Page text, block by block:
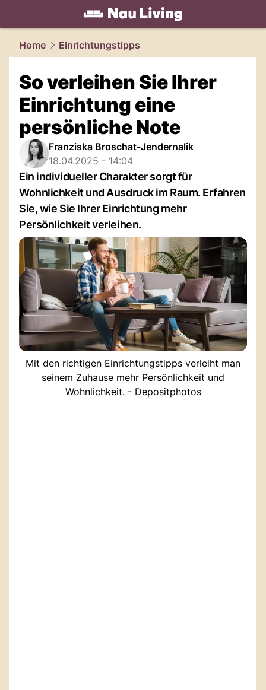
living.NAU.ch
Home Einrichtungstipps
So verleihen Sie Ihrer
Einrichtung eine
persönliche Note
Franziska Broschat-Jendernalik
18.04.2025 - 14:04
Ein individueller Charakter sorgt für
Wohnlichkeit und Ausdruck im Raum. Erfahren
Sie, wie Sie Ihrer Einrichtung mehr
Persönlichkeit verleihen.
Mit den richtigen Einrichtungstipps verleiht man
seinem Zuhause mehr Persönlichkeit und
Wohnlichkeit. - Depositphotos